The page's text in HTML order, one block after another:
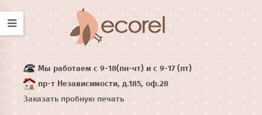
Мы работаем с 9-18(пн-чт) и с 9-17 (пт)
пр-т Независимости, д.185, оф.28
Заказать пробную печать